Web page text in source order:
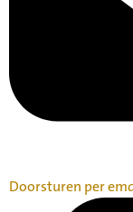
Doorsturen per